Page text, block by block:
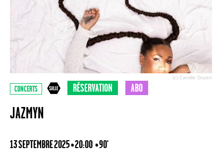
(c) Camille Doyen
CONCERTS RÉSERVATION ABO
JAZMYN
13 SEPTEMBRE 2025 • 20:00 • 90'